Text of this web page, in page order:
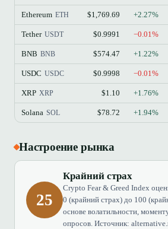
Ethereum ETH $1,769.69 +2.27%
Tether USDT $0.9991 −0.01%
BNB BNB $574.47 +1.22%
USDC USDC $0.9998 −0.01%
XRP XRP $1.10 +1.76%
Solana SOL $78.72 +1.94%
Настроение рынка
25
Крайний страх
Crypto Fear & Greed Index
0 (крайний страх) до 100
основе волатильности,
опросов. Источник: